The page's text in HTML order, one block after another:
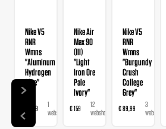
Nike V5
RNR
Wmns
"Aluminum
Hydrogen
Blue"
€ 89,99
1
webshop
Nike Air
Max 90
(III)
"Light
Iron Ore
Pale
Ivory"
€ 159
12
webshops
Nike V5
RNR
Wmns
"Burgundy
Crush
College
Grey"
€ 89,99
3
webshops